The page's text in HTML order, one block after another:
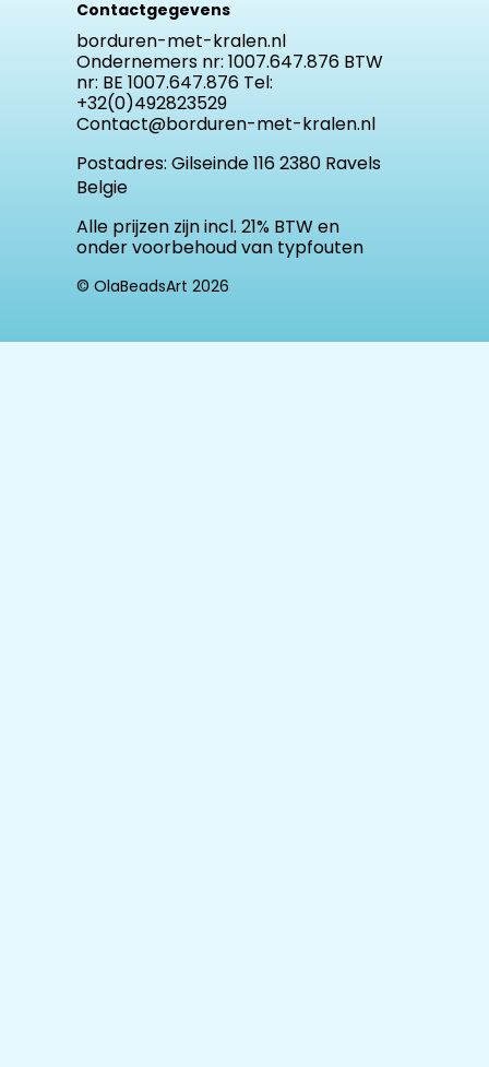
Contactgegevens
borduren-met-kralen.nl
Ondernemers nr: 1007.647.876 BTW
nr: BE 1007.647.876 Tel:
+32(0)492823529
Contact@borduren-met-kralen.nl
Postadres: Gilseinde 116 2380 Ravels
Belgie
Alle prijzen zijn incl. 21% BTW en
onder voorbehoud van typfouten
© OlaBeadsArt 2026